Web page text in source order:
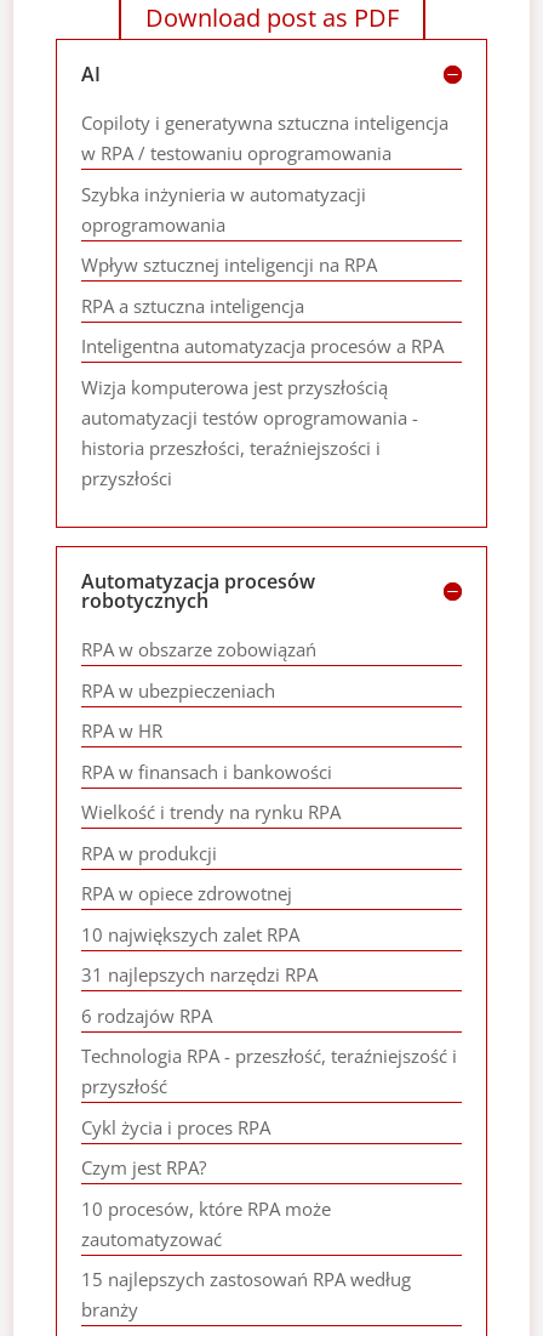
Download post as PDF
AI
Copiloty i generatywna sztuczna inteligencja
w RPA / testowaniu oprogramowania
Szybka inżynieria w automatyzacji
oprogramowania
Wpływ sztucznej inteligencji na RPA
RPA a sztuczna inteligencja
Inteligentna automatyzacja procesów a RPA
Wizja komputerowa jest przyszłością
automatyzacji testów oprogramowania -
historia przeszłości, teraźniejszości i
przyszłości
Automatyzacja procesów
robotycznych
RPA w obszarze zobowiązań
RPA w ubezpieczeniach
RPA w HR
RPA w finansach i bankowości
Wielkość i trendy na rynku RPA
RPA w produkcji
RPA w opiece zdrowotnej
10 największych zalet RPA
31 najlepszych narzędzi RPA
6 rodzajów RPA
Technologia RPA - przeszłość, teraźniejszość i
przyszłość
Cykl życia i proces RPA
Czym jest RPA?
10 procesów, które RPA może
zautomatyzować
15 najlepszych zastosowań RPA według
branży